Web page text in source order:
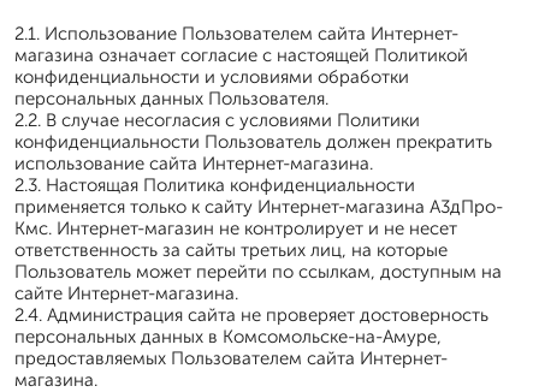
2.1. Использование Пользователем сайта Интернет-
магазина означает согласие с настоящей Политикой
конфиденциальности и условиями обработки
персональных данных Пользователя.
2.2. В случае несогласия с условиями Политики
конфиденциальности Пользователь должен прекратить
использование сайта Интернет-магазина.
2.3. Настоящая Политика конфиденциальности
применяется только к сайту Интернет-магазина А3дПро-
Кмс. Интернет-магазин не контролирует и не несет
ответственность за сайты третьих лиц, на которые
Пользователь может перейти по ссылкам, доступным на
сайте Интернет-магазина.
2.4. Администрация сайта не проверяет достоверность
персональных данных в Комсомольске-на-Амуре,
предоставляемых Пользователем сайта Интернет-
магазина.